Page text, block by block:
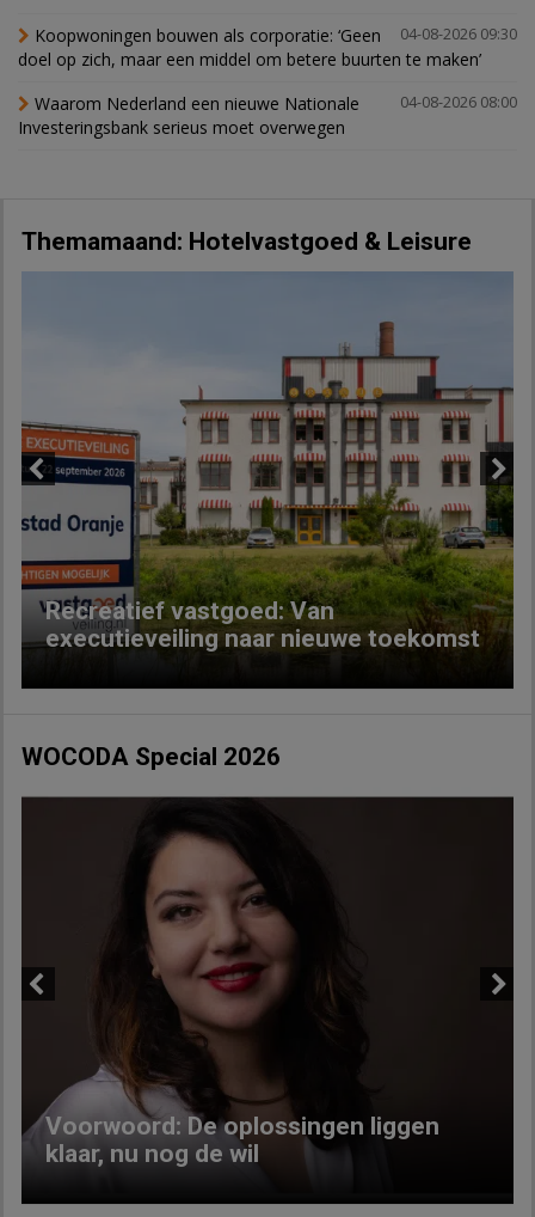
04-08-2026 09:30
Koopwoningen bouwen als corporatie: ‘Geen
doel op zich, maar een middel om betere buurten te maken’
04-08-2026 08:00
Waarom Nederland een nieuwe Nationale
Investeringsbank serieus moet overwegen
Themamaand: Hotelvastgoed & Leisure
Recreatief vastgoed: Van
executieveiling naar nieuwe toekomst
Next
WOCODA Special 2026
Voorwoord: De oplossingen liggen
klaar, nu nog de wil